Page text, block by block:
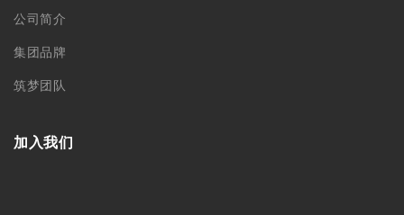
公司简介
集团品牌
筑梦团队
加入我们